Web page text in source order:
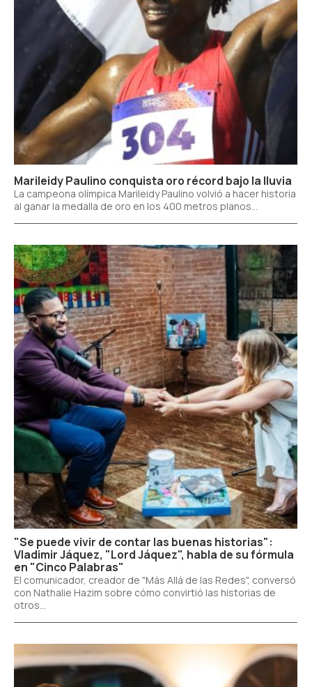
Marileidy Paulino conquista oro récord bajo la lluvia
La campeona olímpica Marileidy Paulino volvió a hacer historia
al ganar la medalla de oro en los 400 metros planos...
"Se puede vivir de contar las buenas historias":
Vladimir Jáquez, "Lord Jáquez", habla de su fórmula
en "Cinco Palabras"
El comunicador, creador de "Más Allá de las Redes", conversó
con Nathalie Hazim sobre cómo convirtió las historias de
otros...